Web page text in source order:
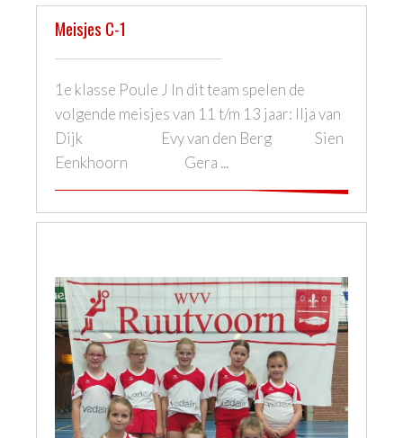
Meisjes C-1
1e klasse Poule J In dit team spelen de
volgende meisjes van 11 t/m 13 jaar: Ilja van
Dijk Evy van den Berg Sien
Eenkhoorn Gera ...